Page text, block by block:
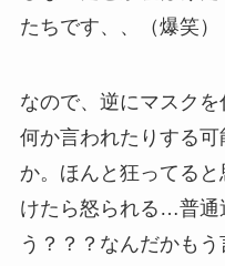
たちです、、（爆笑）
なので、逆にマスク
何か言われたりする
か。ほんと狂ってる
けたら怒られる…普通
う？？？なんだかも